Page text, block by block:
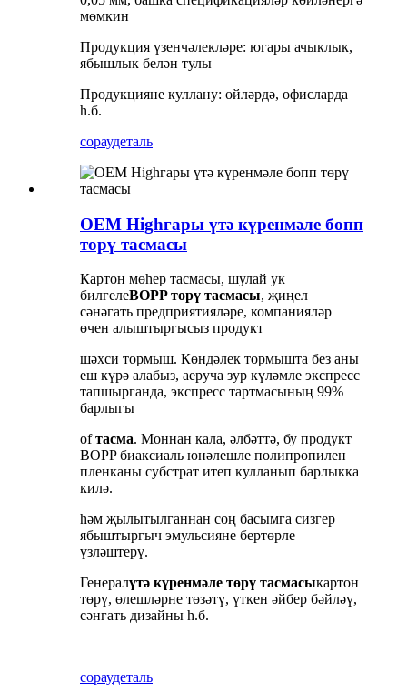
мөмкин
Продукция үзенчәлекләре: югары ачыклык,
ябышлык белән тулы
Продукцияне куллану: өйләрдә, офисларда
һ.б.
сораудеталь
OEM Highгары үтә күренмәле бопп
төрү тасмасы
Картон мөһер тасмасы, шулай ук ​​
билгелеBOPP төрү тасмасы, җиңел
сәнәгать предприятияләре, компанияләр
өчен алыштыргысыз продукт
шәхси тормыш. Көндәлек тормышта без аны
еш күрә алабыз, аеруча зур күләмле экспресс
тапшырганда, экспресс тартмасының 99%
барлыгы
ofтасма. Моннан кала, әлбәттә, бу продукт
BOPP биаксиаль юнәлешле полипропилен
пленканы субстрат итеп кулланып барлыкка
килә.
һәм җылытылганнан соң басымга сизгер
ябыштыргыч эмульсияне бертөрле
үзләштерү.
Генералүтә күренмәле төрү тасмасыкартон
төрү, өлешләрне төзәтү, үткен әйбер бәйләү,
сәнгать дизайны һ.б.
сораудеталь